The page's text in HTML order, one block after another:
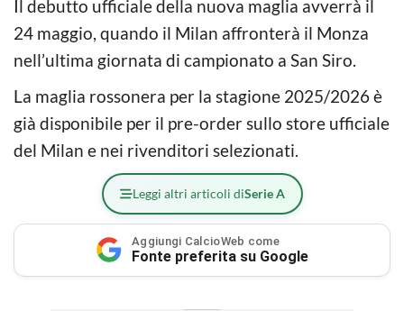
Il debutto ufficiale della nuova maglia avverrà il
24 maggio, quando il Milan affronterà il Monza
nell’ultima giornata di campionato a San Siro.
La maglia rossonera per la stagione 2025/2026 è
già disponibile per il pre-order sullo store ufficiale
del Milan e nei rivenditori selezionati.
Leggi altri articoli diSerie A
Aggiungi CalcioWeb come
Fonte preferita su Google